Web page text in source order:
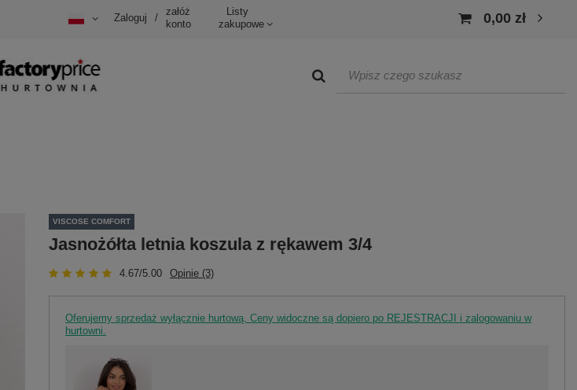
Zaloguj /
załóż
konto
Listy
zakupowe
0,00 zł
VISCOSE COMFORT
Jasnożółta letnia koszula z rękawem 3/4
4.67/5.00 Opinie (3)
Oferujemy sprzedaż wyłącznie hurtową. Ceny widoczne są dopiero po REJESTRACJI i zalogowaniu w
hurtowni.